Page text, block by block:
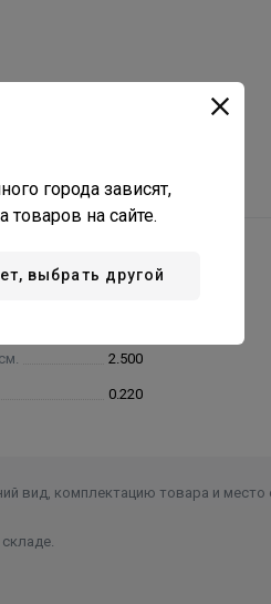
2.500
0.220
вид, комплектацию товара и место
города зависят,
товаров на сайте.
выбрать другой